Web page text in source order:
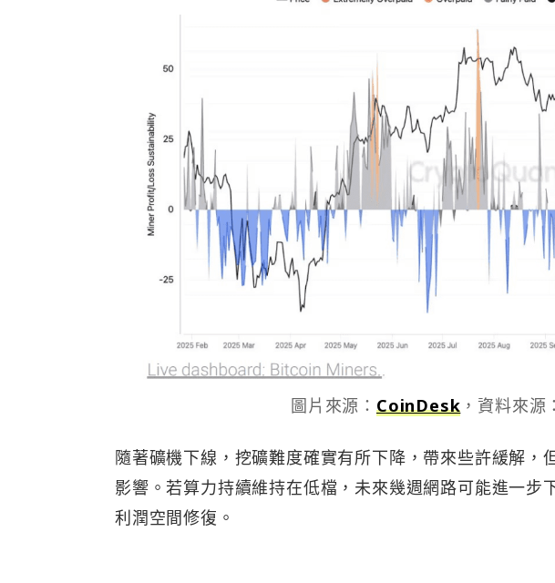
圖片來源： CoinDesk ，資料來
隨著礦機下線，挖礦難度確實有所下降，帶來些許緩解，
影響。若算力持續維持在低檔，未來幾週網路可能進一步
利潤空間修復。